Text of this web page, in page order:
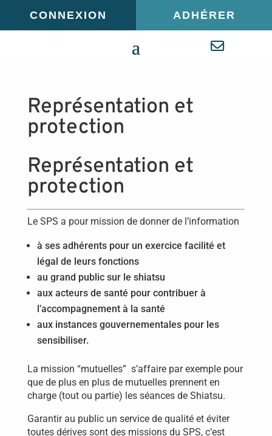
CONNEXION ADHÉRER
Représentation et
protection
Représentation et
protection
Le SPS a pour mission de donner de l’information
à ses adhérents pour un exercice facilité et
légal de leurs fonctions
au grand public sur le shiatsu
aux acteurs de santé pour contribuer à
l’accompagnement à la santé
aux instances gouvernementales pour les
sensibiliser.
La mission “mutuelles” s’affaire par exemple pour
que de plus en plus de mutuelles prennent en
charge (tout ou partie) les séances de Shiatsu.
Garantir au public un service de qualité et éviter
toutes dérives sont des missions du SPS, c’est